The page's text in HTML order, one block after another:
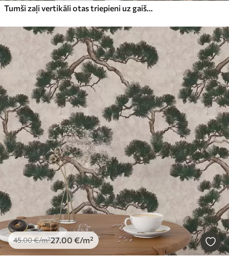
Tumši zaļi vertikāli otas triepieni uz gaiša fona
45.00€/m²27.00 €/m²